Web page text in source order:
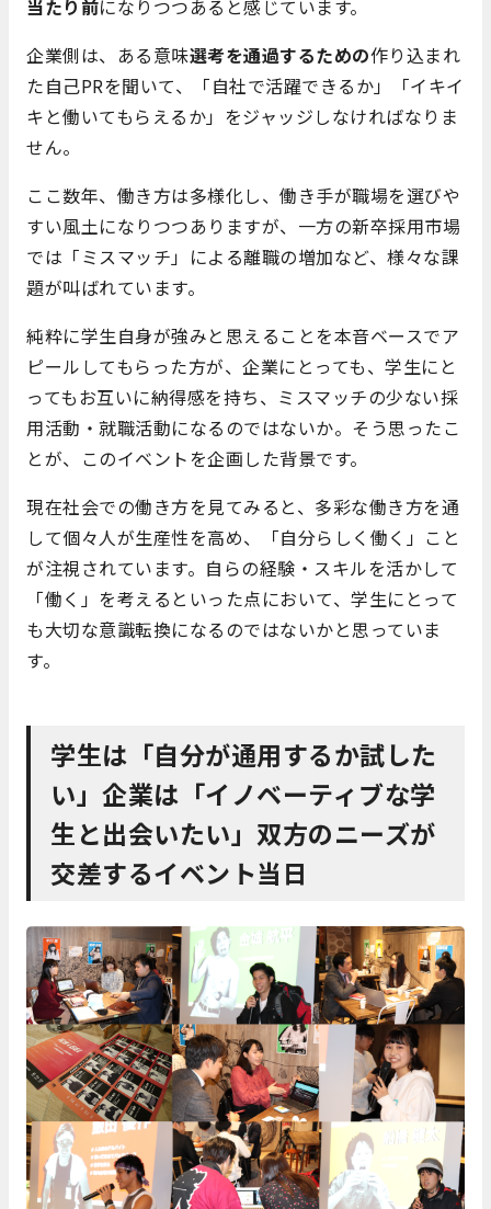
当たり前になりつつあると感じています。
企業側は、ある意味選考を通過するための作り込まれ
た自己PRを聞いて、「自社で活躍できるか」「イキイ
キと働いてもらえるか」をジャッジしなければなりま
せん。
ここ数年、働き方は多様化し、働き手が職場を選びや
すい風土になりつつありますが、一方の新卒採用市場
では「ミスマッチ」による離職の増加など、様々な課
題が叫ばれています。
純粋に学生自身が強みと思えることを本音ベースでア
ピールしてもらった方が、企業にとっても、学生にと
ってもお互いに納得感を持ち、ミスマッチの少ない採
用活動・就職活動になるのではないか。 そう思ったこ
とが、このイベントを企画した背景です。
現在社会での働き方を見てみると、多彩な働き方を通
して個々人が生産性を高め、「自分らしく働く」こと
が注視されています。自らの経験・スキルを活かして
「働く」を考えるといった点において、学生にとって
も大切な意識転換になるのではないかと思っていま
す。
学生は「自分が通用するか試した
い」企業は「イノベーティブな学
生と出会いたい」双方のニーズが
交差するイベント当日